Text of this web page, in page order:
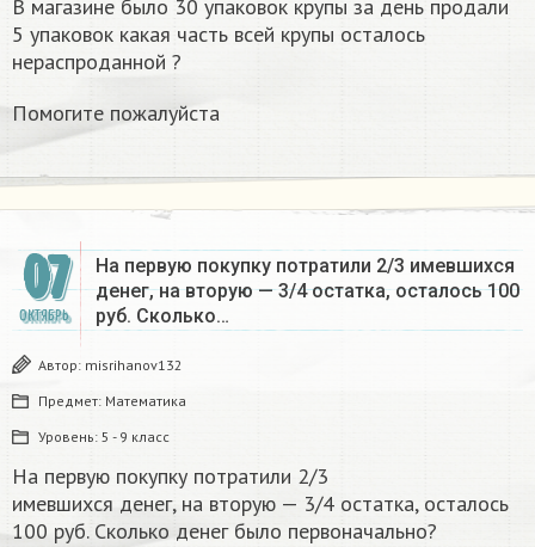
В магазине было 30 упаковок крупы за день продали
5 упаковок какая часть всей крупы осталось
нераспроданной ?
Помогите пожалуйста
07
ОКТЯБРЬ
На первую покупку потратили 2/3 имевшихся
денег, на вторую — 3/4 остатка, осталось 100
руб. Сколько…
Автор: misrihanov132
Предмет: Математика
Уровень: 5 - 9 класс
На первую покупку потратили 2/3
имевшихся денег, на вторую — 3/4 остатка, осталось
100 руб. Сколько денег было первоначально? ​